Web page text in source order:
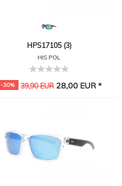
HPS17105 (3)
HIS POL
-30% 39,90 EUR28,00 EUR *